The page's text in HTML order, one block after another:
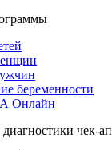
беременности
Онлайн
чек-ап